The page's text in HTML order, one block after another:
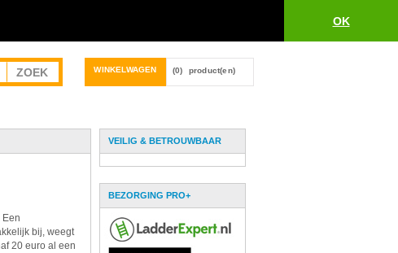
OK
WINKELWAGEN (0) product(en)
bij, weegt
20 euro al een
VEILIG & BETROUWBAAR
BEZORGING PRO+